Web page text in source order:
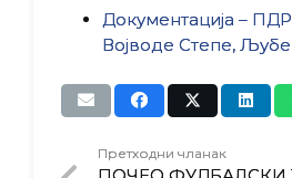
Документација –
Војводе Степе,
Претходни чланак